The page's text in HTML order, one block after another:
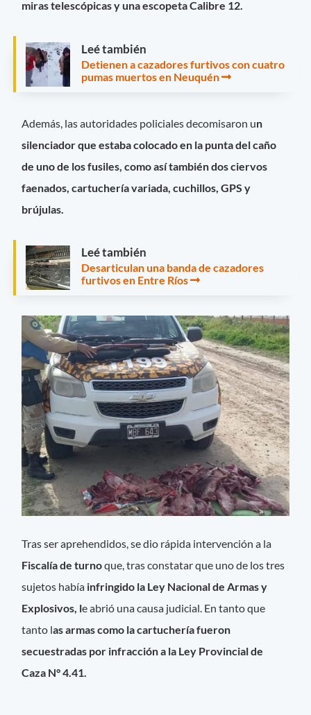
miras telescópicas y una escopeta Calibre 12.
Leé también
Detienen a cazadores furtivos con cuatro
pumas muertos en Neuquén
Además, las autoridades policiales decomisaron un
silenciador que estaba colocado en la punta del caño
de uno de los fusiles, como así también dos ciervos
faenados, cartuchería variada, cuchillos, GPS y
brújulas.
Leé también
Desarticulan una banda de cazadores
furtivos en Entre Ríos
Tras ser aprehendidos, se dio rápida intervención a la
Fiscalía de turnoque, tras constatar que uno de los tres
sujetos había infringido la Ley Nacional de Armas y
Explosivos, le abrió una causa judicial. En tanto que
tanto las armas como la cartuchería fueron
secuestradas por infracción a la Ley Provincial de
Caza N° 4.41.